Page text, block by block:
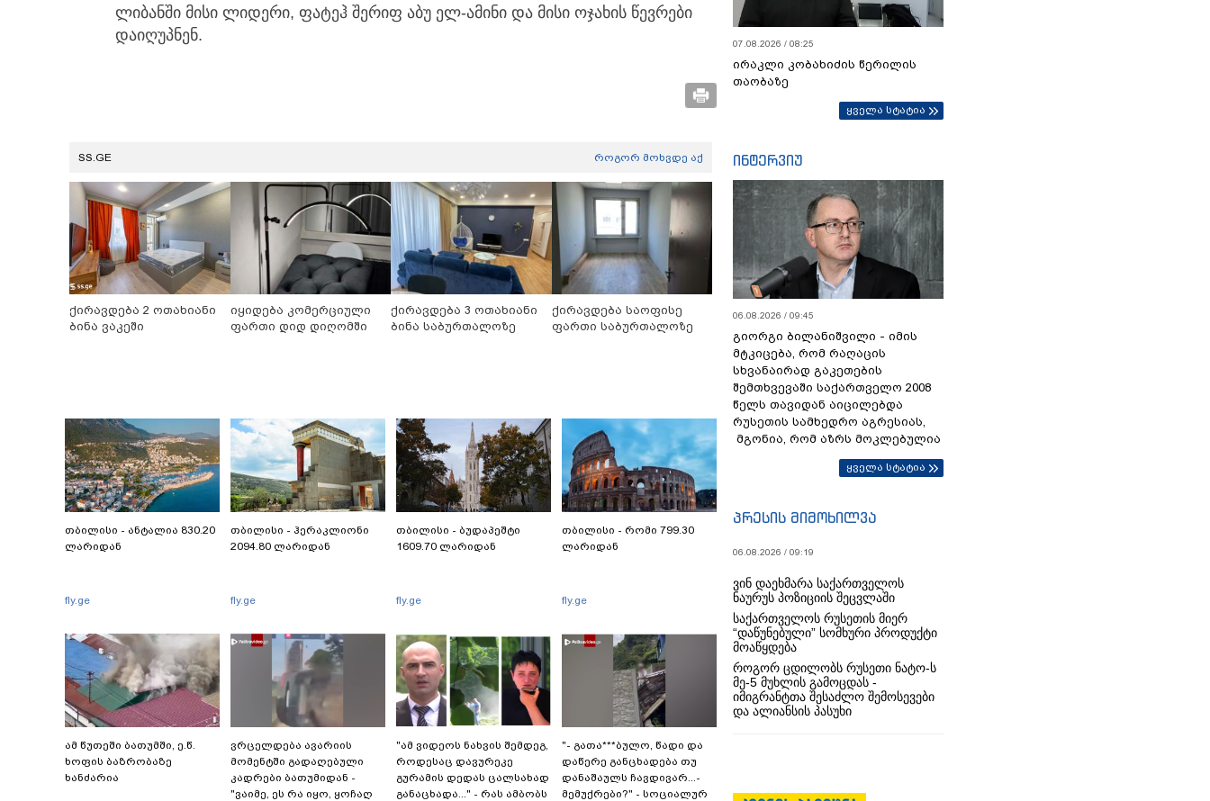
ლიბანში მისი ლიდერი, ფატეჰ შერიფ აბუ ელ-ამინი და მისი ოჯახის წევრები
დაიღუპნენ.
SS.GE როგორ მოხვდე აქ
ქირავდება 2 ოთახიანი
ბინა ვაკეში
იყიდება კომერციული
ფართი დიდ დიღომში
ქირავდება 3 ოთახიანი
ბინა საბურთალოზე
ქირავდება საოფისე
ფართი საბურთალოზე
თბილისი - ანტალია 830.20
ლარიდან
fly.ge
თბილისი - ჰერაკლიონი
2094.80 ლარიდან
fly.ge
თბილისი - ბუდაპეშტი
1609.70 ლარიდან
fly.ge
თბილისი - რომი 799.30
ლარიდან
fly.ge
ამ წუთეში ბათუმში, ე.წ.
ხოფის ბაზრობაზე
ხანძარია
ვრცელდება ავარიის
მომენტში გადაღებული
კადრები ბათუმიდან -
"ვაიმე, ეს რა იყო, ყოჩაღ
"ამ ვიდეოს ნახვის შემდეგ,
როდესაც დავურეკე
გურამის დედას ცალსახად
განაცხადა..." - რას ამბობს
"- გათა***ბულო, წადი და
დაწერე განცხადება თუ
დანაშაულს ჩავდივარ...-
მემუქრები?" - სოციალურ
07.08.2026 / 08:25
ირაკლი კობახიძის წერილის
თაობაზე
ყველა სტატია
ინტერვიუ
06.08.2026 / 09:45
გიორგი ბილანიშვილი - იმის
მტკიცება, რომ რაღაცის
სხვანაირად გაკეთების
შემთხვევაში საქართველო 2008
წელს თავიდან აიცილებდა
რუსეთის სამხედრო აგრესიას,
მგონია, რომ აზრს მოკლებულია
ყველა სტატია
პრესის მიმოხილვა
06.08.2026 / 09:19
ვინ დაეხმარა საქართველოს
ნაურუს პოზიციის შეცვლაში
საქართველოს რუსეთის მიერ
“დაწუნებული” სომხური პროდუქტი
მოაწყდება
როგორ ცდილობს რუსეთი ნატო-ს
მე-5 მუხლის გამოცდას -
იმიგრანტთა შესაძლო შემოსევები
და ალიანსის პასუხი